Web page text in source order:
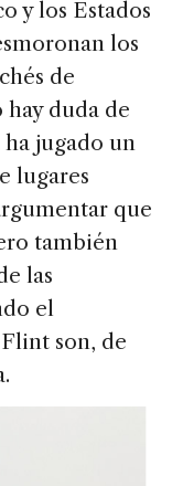
y los Estados
los
de
hay duda de
jugado un
lugares
que
también
las
el
son, de